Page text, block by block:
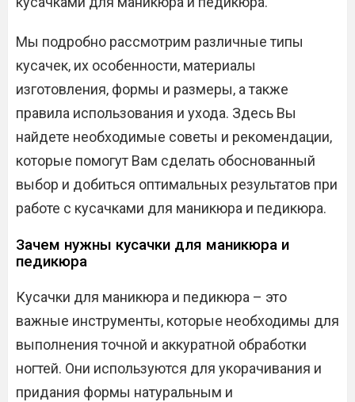
Мы подробно рассмотрим различные типы
кусачек‚ их особенности‚ материалы
изготовления‚ формы и размеры‚ а также
правила использования и ухода.​ Здесь Вы
найдете необходимые советы и рекомендации‚
которые помогут Вам сделать обоснованный
выбор и добиться оптимальных результатов при
работе с кусачками для маникюра и педикюра.​
Зачем нужны кусачки для маникюра и
педикюра
Кусачки для маникюра и педикюра – это
важные инструменты‚ которые необходимы для
выполнения точной и аккуратной обработки
ногтей.​ Они используются для укорачивания и
придания формы натуральным и